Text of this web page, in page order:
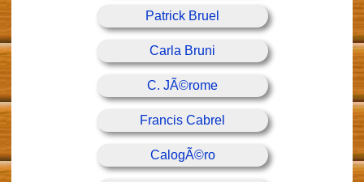
Patrick Bruel
Carla Bruni
C. JÃ©rome
Francis Cabrel
CalogÃ©ro